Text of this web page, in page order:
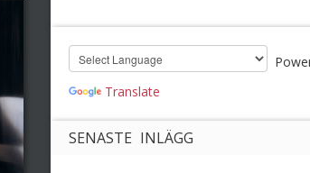
Translate
SENASTE INLÄGG